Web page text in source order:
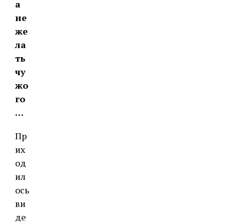
а
не
же
ла
ть
чу
жо
го
…
Пр
их
од
ил
ось
ви
де